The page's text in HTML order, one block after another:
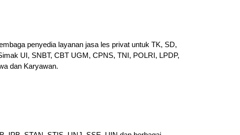
penyedia layanan jasa les privat untuk TK, SD,
UI, SNBT, CBT UGM, CPNS, TNI, POLRI, LPDP,
dan Karyawan.